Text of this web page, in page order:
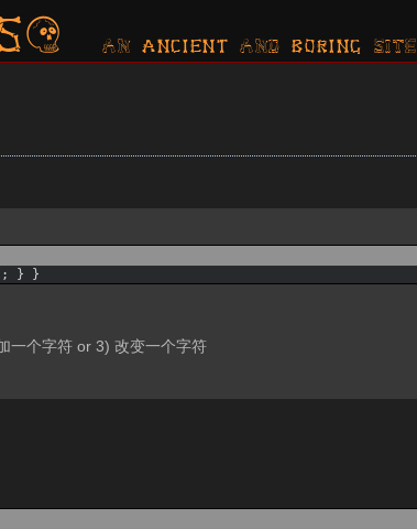
AN ancient AND boring SITE
; } }
一个字符 or 3) 改变一个字符